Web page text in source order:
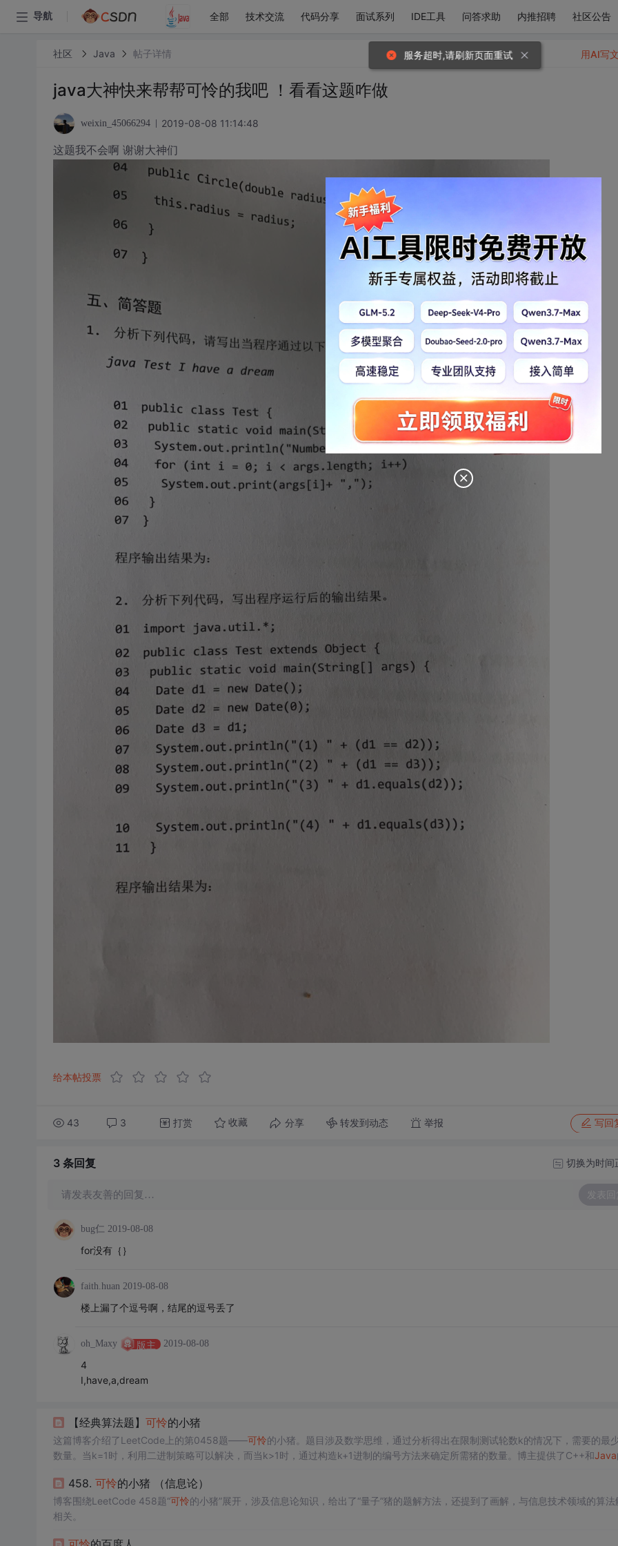
导航 全部 技术交流 代码分享 面试系列 IDE工具 问答求助 内推招聘 社区公告
社区 Java 帖子详情
java大神快来帮帮可怜的我吧 ！看看这题咋做
weixin_45066294 2019-08-08 11:14:48
这题我不会啊 谢谢大神们
给本帖投票
43 3 打赏 收藏 分享 转发到动态 举报 写回
用AI写
3 条回复 切换为时间
请发表友善的回复… 发表回
bug仁 2019-08-08
for没有｛｝
faith.huan 2019-08-08
楼上漏了个逗号啊，结尾的逗号丢了
oh_Maxy 版主 2019-08-08
4
I,have,a,dream
【经典算法题】 可怜的小猪
这篇博客介绍了LeetCode上的第0458题——可怜的小猪。题目涉及数学思维，通过分析得出在限制测试轮数k的情况下，需要的最
数量。当k=1时，利用二进制策略可以解决，而当k>1时，通过构造k+1进制的编号方法来确定所需猪的数量。博主提供了C++和Java
458. 可怜的小猪 （信息论）
博客围绕LeetCode 458题“可怜的小猪”展开，涉及信息论知识，给出了“量子”猪的题解方法，还提到了画解，与信息技术领域的算法
相关。
服务超时,请刷新页面重试